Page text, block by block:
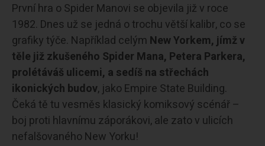
První hra o Spider Manovi se objevila již v roce
1982. Dnes už se jedná o trochu větší kalibr, co se
grafiky týče. Například celým New Yorkem, jímž v
těle již zkušeného Spider Mana, Petera Parkera,
prolétáváš ulicemi, a sedíš na střechách
ikonických budov, jako Empire State Building.
Čeká tě tu vesměs klasický komiksový scénář –
boj proti hlavnímu záporákovi, ale zato v ulicích
nefalšovaného New Yorku!